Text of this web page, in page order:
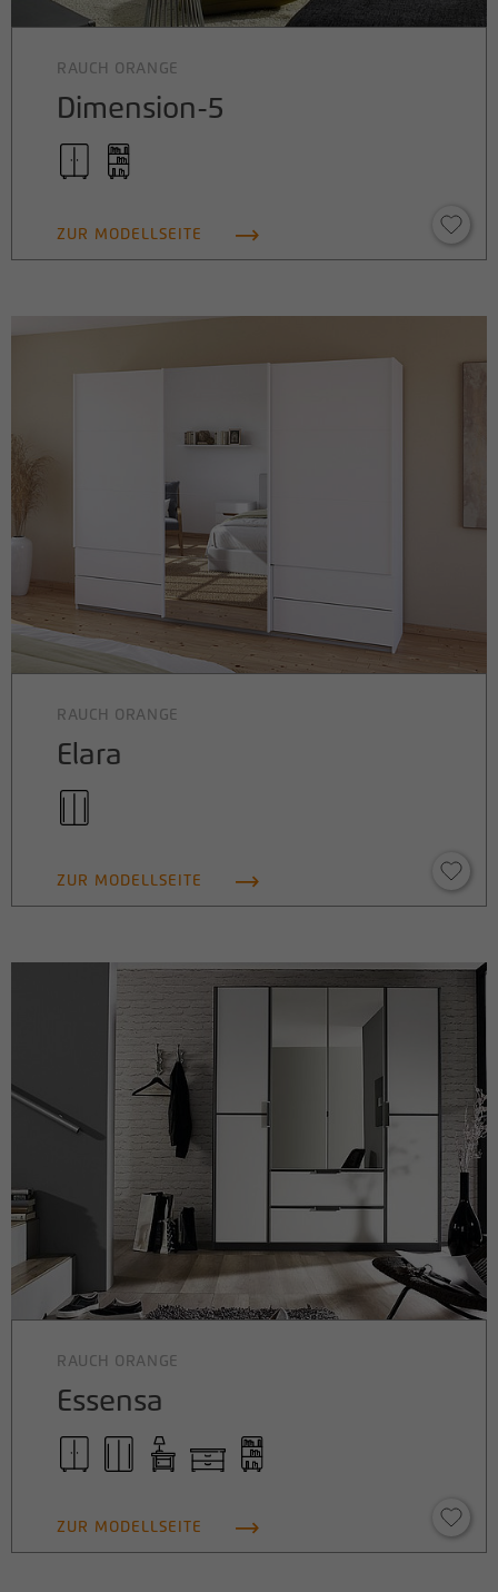
RAUCH ORANGE
Dimension-5
ZUR MODELLSEITE
RAUCH ORANGE
Elara
ZUR MODELLSEITE
RAUCH ORANGE
Essensa
ZUR MODELLSEITE